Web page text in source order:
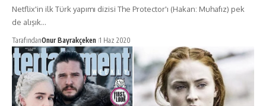
Netflix'in ilk Türk yapımı dizisi The Protector'ı (Hakan: Muhafız) pek
de alışık…
TarafındanOnur Bayrakçeken 1 Haz 2020